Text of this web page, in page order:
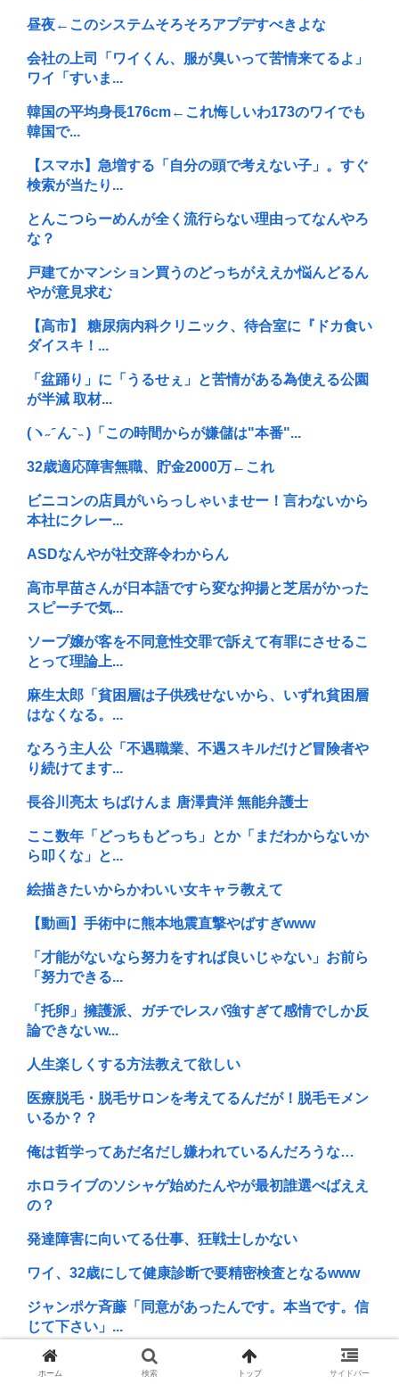
昼夜←このシステムそろそろアプデすべきよな
会社の上司「ワイくん、服が臭いって苦情来てるよ」
ワイ「すいま...
韓国の平均身長176cm←これ悔しいわ173のワイでも
韓国で...
【スマホ】急増する「自分の頭で考えない子」。すぐ
検索が当たり...
とんこつらーめんが全く流行らない理由ってなんやろ
な？
戸建てかマンション買うのどっちがええか悩んどるん
やが意見求む
【高市】 糖尿病内科クリニック、待合室に『ドカ食い
ダイスキ！...
「盆踊り」に「うるせぇ」と苦情がある為使える公園
が半減 取材...
(ヽ˶ ᷇ ん ᷆ ˵ )「この時間からが嫌儲は"本番"...
32歳適応障害無職、貯金2000万←これ
ビニコンの店員がいらっしゃいませー！言わないから
本社にクレー...
ASDなんやが社交辞令わからん
高市早苗さんが日本語ですら変な抑揚と芝居がかった
スピーチで気...
ソープ嬢が客を不同意性交罪で訴えて有罪にさせるこ
とって理論上...
麻生太郎「貧困層は子供残せないから、いずれ貧困層
はなくなる。...
なろう主人公「不遇職業、不遇スキルだけど冒険者や
り続けてます...
長谷川亮太 ちばけんま 唐澤貴洋 無能弁護士
ここ数年「どっちもどっち」とか「まだわからないか
ら叩くな」と...
絵描きたいからかわいい女キャラ教えて
【動画】手術中に熊本地震直撃やばすぎwww
「才能がないなら努力をすれば良いじゃない」お前ら
「努力できる...
「托卵」擁護派、ガチでレスバ強すぎて感情でしか反
論できないw...
人生楽しくする方法教えて欲しい
医療脱毛・脱毛サロンを考えてるんだが！脱毛モメン
いるか？？
俺は哲学ってあだ名だし嫌われているんだろうな…
ホロライブのソシャゲ始めたんやが最初誰選べばええ
の？
発達障害に向いてる仕事、狂戦士しかない
ワイ、32歳にして健康診断で要精密検査となるwww
ジャンポケ斉藤「同意があったんです。本当です。信
じて下さい」...
(ヽ´ん`)「手術が始まった…大丈夫大丈夫落ち着け」医
師「キ...
ホーム 検索 トップ サイドバー